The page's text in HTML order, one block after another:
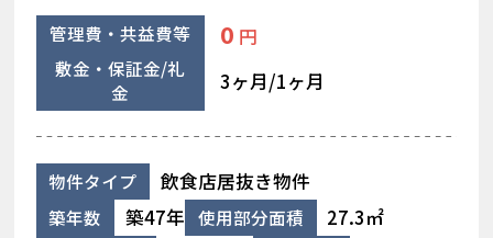
管理費・共益費等 0 円
敷金・保証金/礼
金
3ヶ月/1ヶ月
物件タイプ 飲食店居抜き物件
築年数 築47年 使用部分面積 27.3㎡